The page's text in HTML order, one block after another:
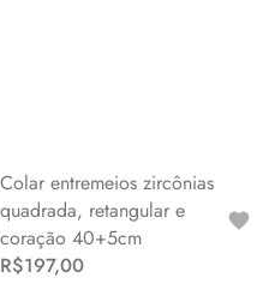
Colar entremeios zircônias
quadrada, retangular e
coração 40+5cm
R$197,00